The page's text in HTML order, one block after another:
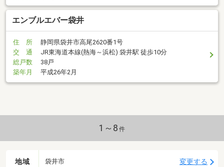
エンブルエバー袋井
住 所
静岡県袋井市高尾2620番1号
交 通
JR東海道本線(熱海～浜松) 袋井駅 徒歩10分
総戸数
38戸
築年月
平成26年2月
1～8 件
地域 袋井市 変更する